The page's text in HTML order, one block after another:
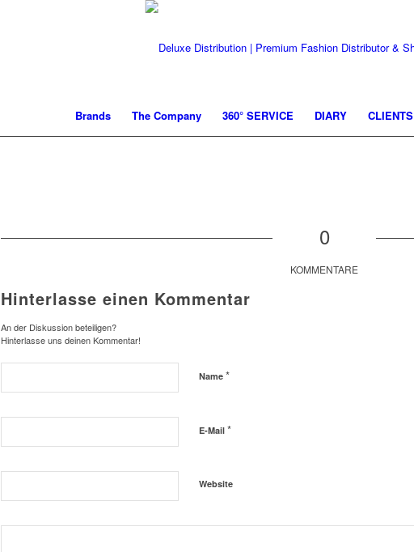
Brands The Company 360° SERVICE DIARY CLIENTS
0
KOMMENTARE
Hinterlasse einen Kommentar
An der Diskussion beteiligen?
Hinterlasse uns deinen Kommentar!
Name *
E-Mail *
Website